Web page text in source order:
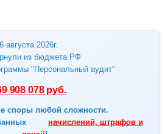
6 августа 2026г.
из бюджета РФ
"Персональный аудит"
908 078 руб.
споры любой сложности.
начислений, штрафов и